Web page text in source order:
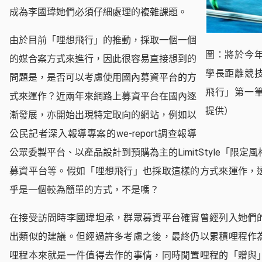
圖：將於今
學長距離競
飛行」第一
提供）
成為李國瑋她們必須仔細處理的複雜課題。
由於目前「哩想飛行」的推動，採取一個一個
的媒合案方式來進行，因此很容易直接想到的
問題是，是否可以考慮使用國內募資平台的方
式來運作？近兩年來網路上募資平台在國內逐
漸發展，亦開始出現特定取向的網站，例如以
公民記者深入報導專案的we-report調查報導
公眾委製平台、以產品設計到預購為主的LimitStyle「限定風
募資平台等。假如「哩想飛行」也採取這樣的方式來運作
乎是一個較為簡單的方式，不是嗎？
在接受訪問時李國瑋坦承，群眾募資平台確實曾經列入她
出類似的建議。但經過許多考慮之後，最終仍以累積哩程
哩程本來就是一件值得去作的事情，同時閒置哩程的「贈